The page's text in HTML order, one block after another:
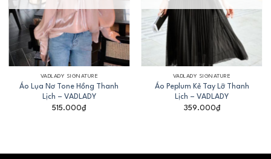
VADLADY SIGNATURE
Áo Lụa Nơ Tone Hồng Thanh
Lịch – VADLADY
515.000₫
VADLADY SIGNATURE
Áo Peplum Kẻ Tay Lỡ Thanh
Lịch – VADLADY
359.000₫